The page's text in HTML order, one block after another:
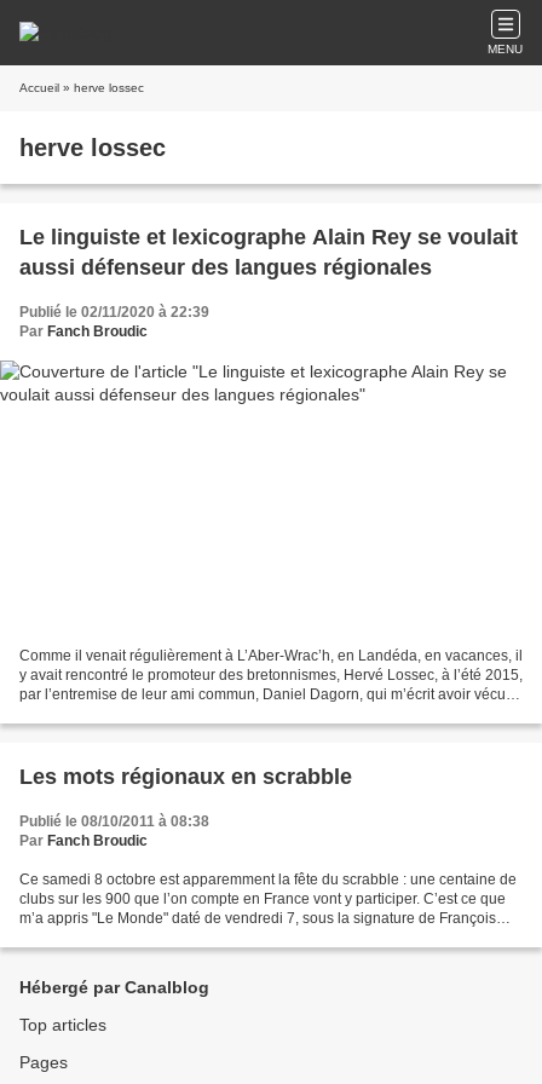
MENU
Accueil » herve lossec
herve lossec
Le linguiste et lexicographe Alain Rey se voulait
aussi défenseur des langues régionales
Publié le 02/11/2020 à 22:39
Par Fanch Broudic
Comme il venait régulièrement à L’Aber-Wrac’h, en Landéda, en vacances, il
y avait rencontré le promoteur des bretonnismes, Hervé Lossec, à l’été 2015,
par l’entremise de leur ami commun, Daniel Dagorn, qui m’écrit avoir vécu à
Les mots régionaux en scrabble
Publié le 08/10/2011 à 08:38
Par Fanch Broudic
Ce samedi 8 octobre est apparemment la fête du scrabble : une centaine de
clubs sur les 900 que l’on compte en France vont y participer. C’est ce que
m’a appris "Le Monde" daté de vendredi 7, sous la signature de François
Hébergé par Canalblog
Top articles
Pages